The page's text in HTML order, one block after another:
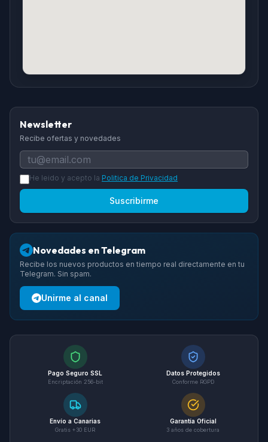
Newsletter
Recibe ofertas y novedades
He leido y acepto la Politica de Privacidad
Suscribirme
Novedades en Telegram
Recibe los nuevos productos en tiempo real directamente en tu
Telegram. Sin spam.
Unirme al canal
Pago Seguro SSL
Encriptación 256-bit
Datos Protegidos
Conforme RGPD
Envío a Canarias
Gratis +30 EUR
Garantía Oficial
3 años de cobertura